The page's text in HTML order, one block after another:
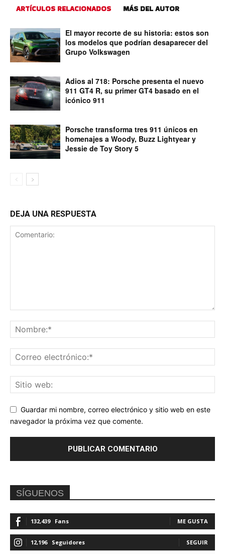
ARTÍCULOS RELACIONADOS MÁS DEL AUTOR
El mayor recorte de su historia: estos son
los modelos que podrían desaparecer del
Grupo Volkswagen
Adios al 718: Porsche presenta el nuevo
911 GT4 R, su primer GT4 basado en el
icónico 911
Porsche transforma tres 911 únicos en
homenajes a Woody, Buzz Lightyear y
Jessie de Toy Story 5
DEJA UNA RESPUESTA
Guardar mi nombre, correo electrónico y sitio web en este
navegador la próxima vez que comente.
SÍGUENOS
132,439 Fans ME GUSTA
12,196 Seguidores SEGUIR